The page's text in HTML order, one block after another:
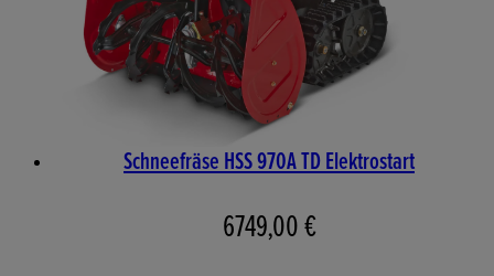
Schneefräse HSS 970A TD Elektrostart
6749,00 €